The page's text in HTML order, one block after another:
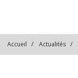
Accueil Actualités